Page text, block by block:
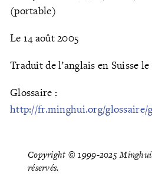
(portable)
Le 14 août 2005
Traduit de l’anglais en Suisse
Glossaire :
http://fr.minghui.org/glossaire/
Copyright © 1999-2025
réservés.